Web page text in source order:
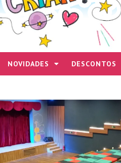
NOVIDADES DESCONTOS